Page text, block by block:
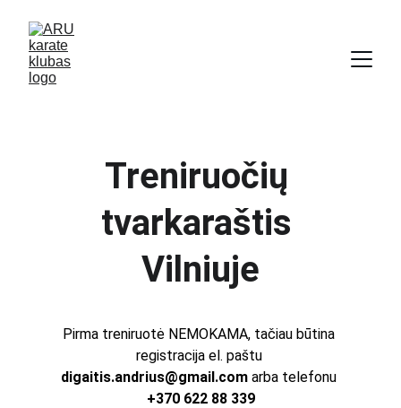
Treniruočių
tvarkaraštis
Vilniuje
Pirma treniruotė NEMOKAMA, tačiau būtina
registracija el. paštu
digaitis.andrius@gmail.com arba telefonu
+370 622 88 339